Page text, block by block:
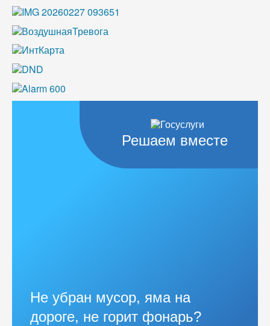
Решаем вместе
Не убран мусор, яма на
дороге, не горит фонарь?